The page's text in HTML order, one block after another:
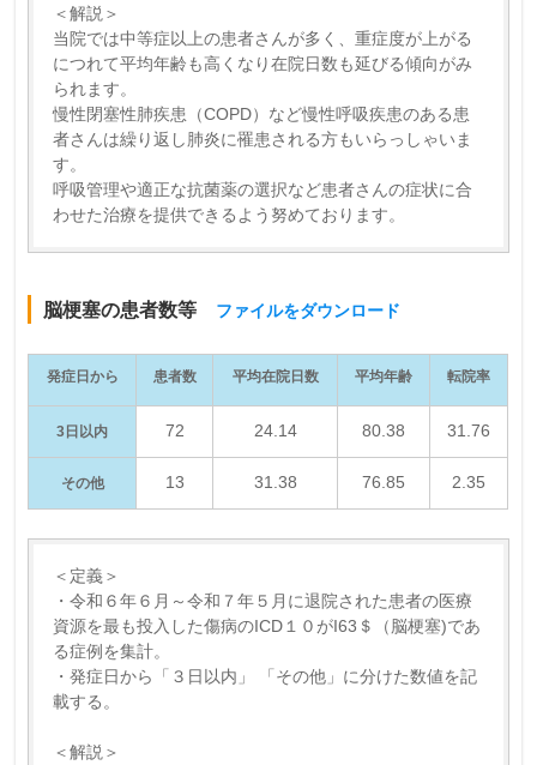
＜解説＞
当院では中等症以上の患者さんが多く、重症度が上がる
につれて平均年齢も高くなり在院日数も延びる傾向がみ
られます。
慢性閉塞性肺疾患（COPD）など慢性呼吸疾患のある患
者さんは繰り返し肺炎に罹患される方もいらっしゃいま
す。
呼吸管理や適正な抗菌薬の選択など患者さんの症状に合
わせた治療を提供できるよう努めております。
脳梗塞の患者数等 ファイルをダウンロード
発症日から 患者数 平均在院日数 平均年齢 転院率
3日以内 72 24.14 80.38 31.76
その他 13 31.38 76.85 2.35
＜定義＞
・令和６年６月～令和７年５月に退院された患者の医療
資源を最も投入した傷病のICD１０がI63＄（脳梗塞)であ
る症例を集計。
・発症日から「３日以内」 「その他」に分けた数値を記
載する。
＜解説＞